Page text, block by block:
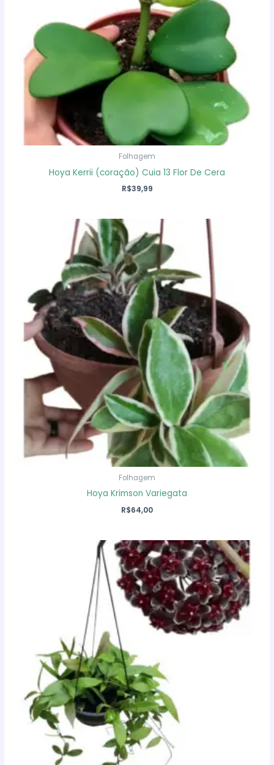
Folhagem
Hoya Kerrii (coração) Cuia 13 Flor De Cera
R$39,99
Folhagem
Hoya Krimson Variegata
R$64,00